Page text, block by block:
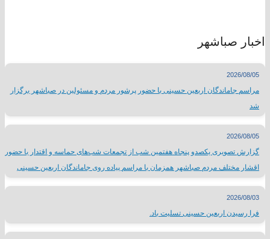
اخبار صباشهر
2026/08/05
مراسم جاماندگان اربعین حسینی با حضور پرشور مردم و مسئولین در صباشهر برگزار
شد
2026/08/05
گزارش تصویری یکصدو پنجاه هفتمین شب از تجمعات شب‌های حماسه و اقتدار با حضور
اقشار مختلف مردم صباشهر همزمان با مراسم پیاده روی جاماندگان اربعین حسینی
2026/08/03
فرا رسیدن اربعین حسینی تسلیت باد.